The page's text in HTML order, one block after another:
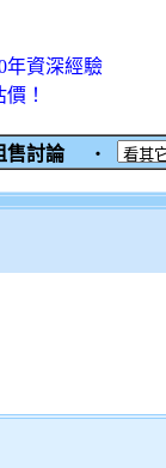
年資深經驗
！
售討論 ‧